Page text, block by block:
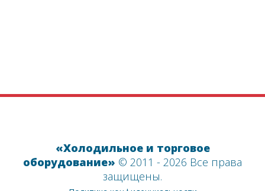
«Холодильное и торговое
оборудование» © 2011 - 2026 Все права
защищены.